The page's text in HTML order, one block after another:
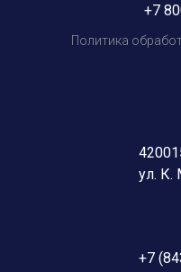
+7
Политика
ул. К.
+7